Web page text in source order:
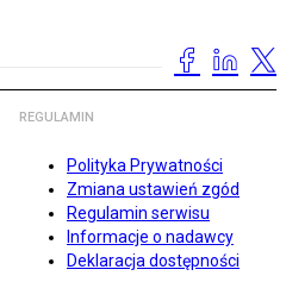
REGULAMIN
Polityka Prywatności
Zmiana ustawień zgód
Regulamin serwisu
Informacje o nadawcy
Deklaracja dostępności